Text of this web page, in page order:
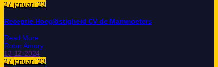
27 januari '23
Receptie Hoeglöstigheid CV de Mammoeters
Read More
Robin Amory
13-12-2024
27 januari '23